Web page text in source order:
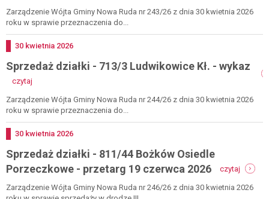
3
2026
działki
wykaz
Zarządzenie Wójta Gminy Nowa Ruda nr 243/26 z dnia 30 kwietnia 2026
roku w sprawie przeznaczenia do...
Dodano
30 kwietnia 2026
Sprzedaż działki - 713/3 Ludwikowice Kł. - wykaz
czytaj
działki
-
ludwikowice
-
wykaz
Zarządzenie Wójta Gminy Nowa Ruda nr 244/26 z dnia 30 kwietnia 2026
roku w sprawie przeznaczenia do...
Dodano
30 kwietnia 2026
Sprzedaż działki - 811/44 Bożków Osiedle
Porzeczkowe - przetarg 19 czerwca 2026
czytaj
działki
Zarządzenie Wójta Gminy Nowa Ruda nr 246/26 z dnia 30 kwietnia 2026